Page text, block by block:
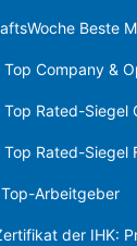
Beste
Top Company &
Top Rated-Siegel
Top Rated-Siegel
Arbeitgeber
der IHK: